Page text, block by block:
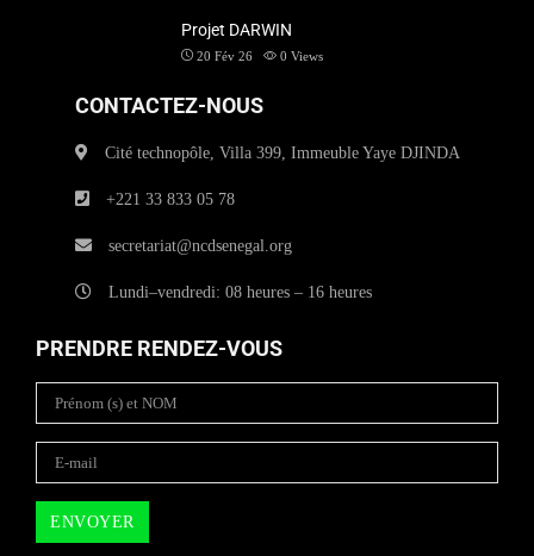
Projet DARWIN
20 Fév 26 0 Views
CONTACTEZ-NOUS
Cité technopôle, Villa 399, Immeuble Yaye DJINDA
+221 33 833 05 78
secretariat@ncdsenegal.org
Lundi–vendredi: 08 heures – 16 heures
PRENDRE RENDEZ-VOUS